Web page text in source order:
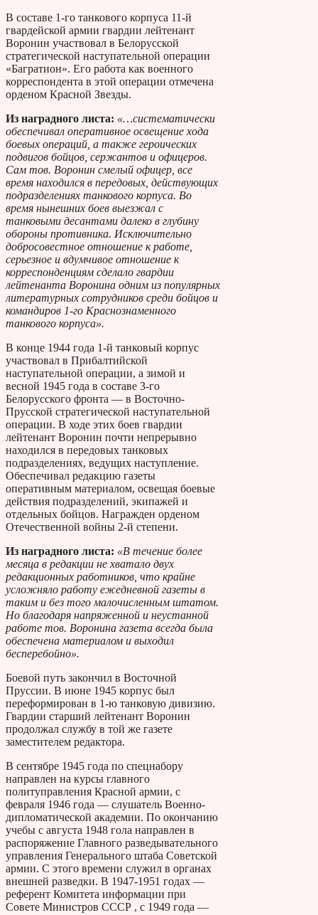
В составе 1-го танкового корпуса 11-й
гвардейской армии гвардии лейтенант
Воронин участвовал в Белорусской
стратегической наступательной операции
«Багратион». Его работа как военного
корреспондента в этой операции отмечена
орденом Красной Звезды.
Из наградного листа: «…систематически
обеспечивал оперативное освещение хода
боевых операций, а также героических
подвигов бойцов, сержантов и офицеров.
Сам тов. Воронин смелый офицер, все
время находился в передовых, действующих
подразделениях танкового корпуса. Во
время нынешних боев выезжал с
танковыми десантами далеко в глубину
обороны противника. Исключительно
добросовестное отношение к работе,
серьезное и вдумчивое отношение к
корреспонденциям сделало гвардии
лейтенанта Воронина одним из популярных
литературных сотрудников среди бойцов и
командиров 1-го Краснознаменного
танкового корпуса».
В конце 1944 года 1-й танковый корпус
участвовал в Прибалтийской
наступательной операции, а зимой и
весной 1945 года в составе 3-го
Белорусского фронта — в Восточно-
Прусской стратегической наступательной
операции. В ходе этих боев гвардии
лейтенант Воронин почти непрерывно
находился в передовых танковых
подразделениях, ведущих наступление.
Обеспечивал редакцию газеты
оперативным материалом, освещая боевые
действия подразделений, экипажей и
отдельных бойцов. Награжден орденом
Отечественной войны 2-й степени.
Из наградного листа: «В течение более
месяца в редакции не хватало двух
редакционных работников, что крайне
усложняло работу ежедневной газеты в
таким и без того малочисленным штатом.
Но благодаря напряженной и неустанной
работе тов. Воронина газета всегда была
обеспечена материалом и выходил
бесперебойно».
Боевой путь закончил в Восточной
Пруссии. В июне 1945 корпус был
переформирован в 1-ю танковую дивизию.
Гвардии старший лейтенант Воронин
продолжал службу в той же газете
заместителем редактора.
В сентябре 1945 года по спецнабору
направлен на курсы главного
политуправления Красной армии, с
февраля 1946 года — слушатель Военно-
дипломатической академии. По окончанию
учебы с августа 1948 гола направлен в
распоряжение Главного разведывательного
управления Генерального штаба Советской
армии. С этого времени служил в органах
внешней разведки. В 1947-1951 годах —
референт Комитета информации при
Совете Министров СССР , с 1949 года —